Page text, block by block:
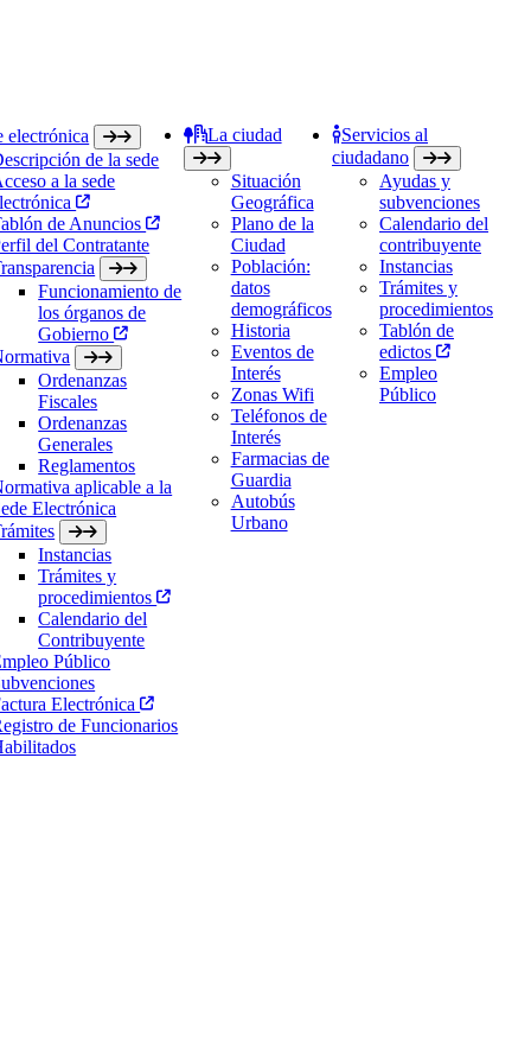
electrónica
de la sede
a la sede
de Anuncios
del Contratante
Funcionamiento de
los órganos de
Gobierno
Ordenanzas
Fiscales
Ordenanzas
Generales
Reglamentos
aplicable a la
Electrónica
Instancias
Trámites y
procedimientos
Calendario del
Contribuyente
Público
Electrónica
de Funcionarios
La ciudad
Situación
Geográfica
Plano de la
Ciudad
Población:
datos
demográficos
Historia
Eventos de
Interés
Zonas Wifi
Teléfonos de
Interés
Farmacias de
Guardia
Autobús
Urbano
Servicios al
ciudadano
Ayudas y
subvenciones
Calendario del
contribuyente
Instancias
Trámites y
procedimientos
Tablón de
edictos
Empleo
Público